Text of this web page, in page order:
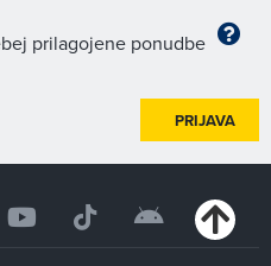
prilagojene ponudbe
PRIJAVA